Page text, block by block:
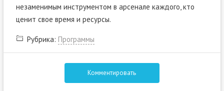
незаменимым инструментом в арсенале каждого, кто
ценит свое время и ресурсы.
Рубрика: Программы
Комментировать